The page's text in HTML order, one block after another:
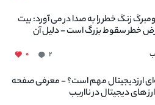
زنگ خطر را به صدا در می آورد: بیت
خطر سقوط بزرگ است - دلیل آن
۲ ۰
ارزدیجیتال مهم است؟ - معرفی صفحه
های دیجیتال در نااریب